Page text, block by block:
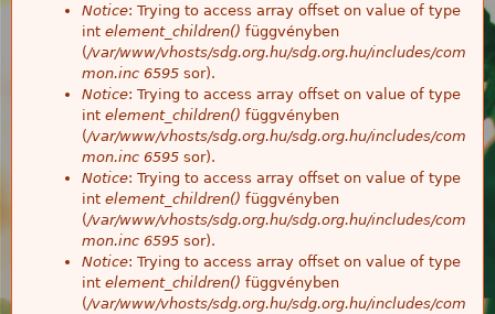
Notice: Trying to access array offset on value of type
int element_children() függvényben
(/var/www/vhosts/sdg.org.hu/sdg.org.hu/includes/com
mon.inc 6595 sor).
Notice: Trying to access array offset on value of type
int element_children() függvényben
(/var/www/vhosts/sdg.org.hu/sdg.org.hu/includes/com
mon.inc 6595 sor).
Notice: Trying to access array offset on value of type
int element_children() függvényben
(/var/www/vhosts/sdg.org.hu/sdg.org.hu/includes/com
mon.inc 6595 sor).
Notice: Trying to access array offset on value of type
int element_children() függvényben
(/var/www/vhosts/sdg.org.hu/sdg.org.hu/includes/com